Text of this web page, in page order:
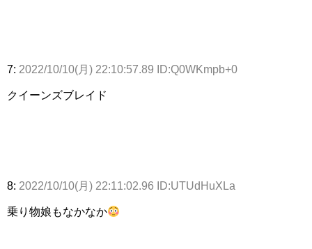
7: 2022/10/10(月) 22:10:57.89 ID:Q0WKmpb+0
クイーンズブレイド
8: 2022/10/10(月) 22:11:02.96 ID:UTUdHuXLa
乗り物娘もなかなか